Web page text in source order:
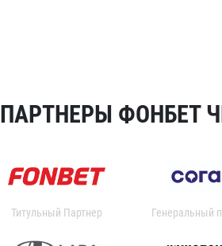
ПАРТНЕРЫ ФОНБЕТ
Титульный Партнер Генеральный